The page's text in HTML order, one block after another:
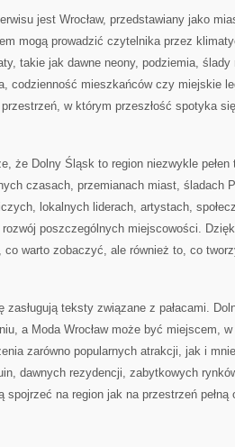
jest Wrocław, przedstawiany jako
mogą prowadzić czytelnika przez
takie jak dawne neony, podziemia, ślady
codzienność mieszkańców czy miejskie
w którym przeszłość spotyka
że Dolny Śląsk to region niezwykle
czasach, przemianach miast, śladach
lokalnych liderach, artystach,
rozwój poszczególnych miejscowości.
warto zobaczyć, ale również to, co
zasługują teksty związane z pałacami.
a Moda Wrocław może być miejscem,
zarówno popularnych atrakcji, jak i
dawnych rezydencji, zabytkowych
spojrzeć na region jak na przestrzeń pełną